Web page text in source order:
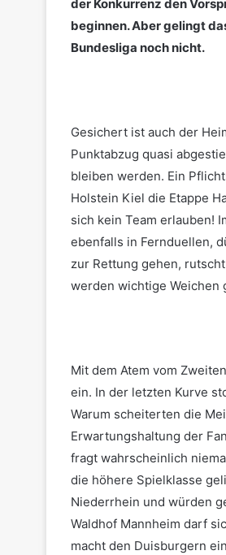
der Konkurrenz den
beginnen. Aber gelingt
Bundesliga noch nicht.
Gesichert ist auch der
Punktabzug quasi
bleiben werden. Ein
Holstein Kiel die Etappe
sich kein Team erlauben!
ebenfalls in Fernduellen,
zur Rettung gehen,
werden wichtige Weichen
Mit dem Atem vom
ein. In der letzten Kurve
Warum scheiterten die
Erwartungshaltung der
fragt wahrscheinlich
die höhere Spielklasse
Niederrhein und würden
Waldhof Mannheim darf
macht den Duisburgern